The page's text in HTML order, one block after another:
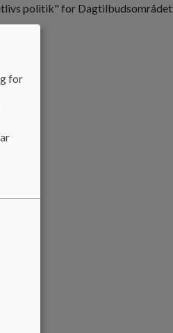
politik" for Dagtilbudsområdet.
for